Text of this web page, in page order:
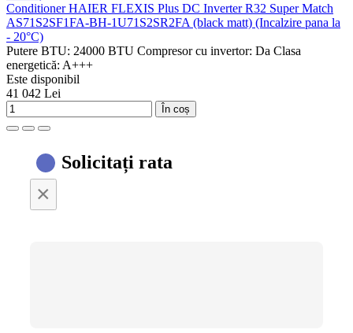
Conditioner HAIER FLEXIS Plus DC Inverter R32 Super Match
AS71S2SF1FA-BH-1U71S2SR2FA (black matt) (Incalzire pana la
- 20°C)
Putere BTU: 24000 BTU Compresor cu invertor: Da Clasa
energetică: A+++
Este disponibil
41 042 Lei
În coș
Solicitați rata
×